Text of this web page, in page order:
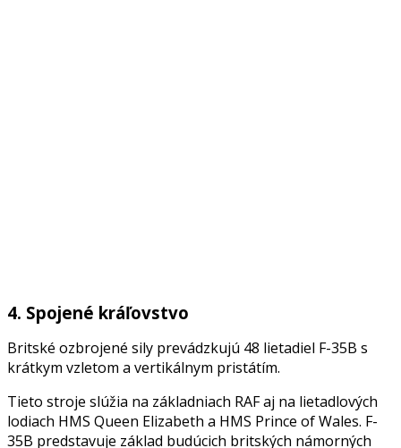
4. Spojené kráľovstvo
Britské ozbrojené sily prevádzkujú 48 lietadiel F-35B s
krátkym vzletom a vertikálnym pristátím.
Tieto stroje slúžia na základniach RAF aj na lietadlových
lodiach HMS Queen Elizabeth a HMS Prince of Wales. F-
35B predstavuje základ budúcich britských námorných